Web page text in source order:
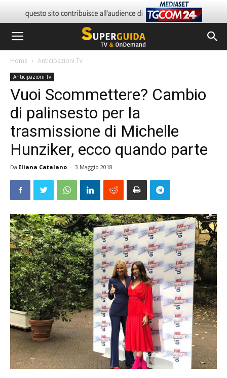
Home Anticipazioni Tv
Anticipazioni Tv
Vuoi Scommettere? Cambio
di palinsesto per la
trasmissione di Michelle
Hunziker, ecco quando parte
Da Eliana Catalano - 3 Maggio 2018